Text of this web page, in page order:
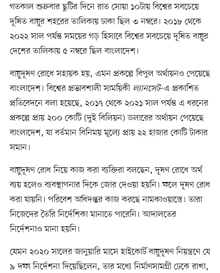
গতকাল শুক্রবার ছুটির দিনে রাত সোয়া ১০টায় বিশ্বের সবচেয়ে
দূষিত বায়ুর শহরের তালিকায় ঢাকা ছিল ৩ নম্বরে। ২০১৮ থেকে
২০২২ সাল পর্যন্ত সময়ের গড় হিসাবে বিশ্বের সবচেয়ে দূষিত বায়ুর
দেশের তালিকায় ৫ নম্বরে ছিল বাংলাদেশ।
বায়ুদূষণ রোধে সহায়ক হয়, এমন প্রকল্পে বিপুল অর্থায়নও পেয়েছে
বাংলাদেশ। বিশ্বের প্রভাবশালী সাময়িকী ল্যানসেট–এ প্রকাশিত
প্রতিবেদনে বলা হয়েছে, ২০১৭ থেকে ২০২১ সাল পর্যন্ত এ ধরনের
প্রকল্পে প্রায় ২০০ কোটি (দুই বিলিয়ন) ডলারের অর্থায়ন পেয়েছে
বাংলাদেশ, যা বর্তমান বিনিময় মূল্যে প্রায় ২২ হাজার কোটি টাকার
সমান।
বায়ুদূষণ রোধ নিয়ে কাজ করা ব্যক্তিরা বলছেন, দূষণ রোধে অর্থ
ব্যয় হলেও ব্যবস্থাপনার দিকে জোর দেওয়া হয়নি। ফলে দূষণ রোধ
করা যায়নি। পরিবেশ অধিদপ্তর কাজ করছে নামকাওয়াস্তে। তারা
নিজেদের তৈরি নির্দেশিকা মানাতে পারেনি। আদালতের
নির্দেশনাও মানা হয়নি।
যেমন ২০২০ সালের জানুয়ারি মাসে হাইকোর্ট বায়ুদূষণ নিয়ন্ত্রণে যে
৯ দফা নির্দেশনা দিয়েছিলেন, তার মধ্যে নির্মাণসামগ্রী ঢেকে রাখা,